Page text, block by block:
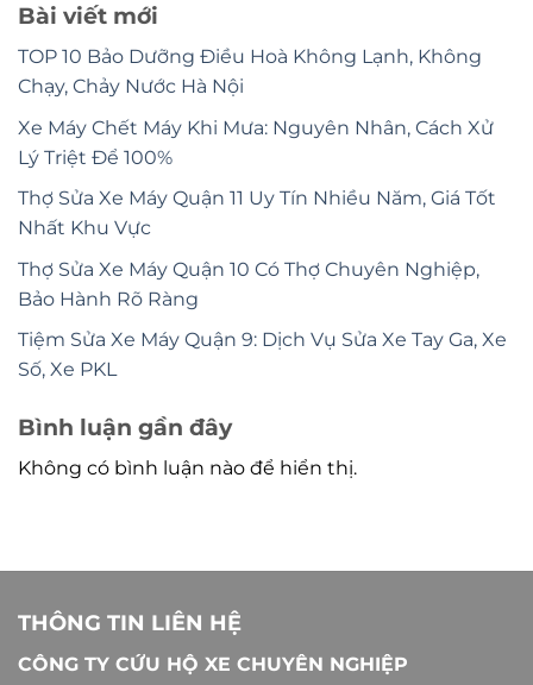
Bài viết mới
TOP 10 Bảo Dưỡng Điều Hoà Không Lạnh, Không
Chạy, Chảy Nước Hà Nội
Xe Máy Chết Máy Khi Mưa: Nguyên Nhân, Cách Xử
Lý Triệt Để 100%
Thợ Sửa Xe Máy Quận 11 Uy Tín Nhiều Năm, Giá Tốt
Nhất Khu Vực
Thợ Sửa Xe Máy Quận 10 Có Thợ Chuyên Nghiệp,
Bảo Hành Rõ Ràng
Tiệm Sửa Xe Máy Quận 9: Dịch Vụ Sửa Xe Tay Ga, Xe
Số, Xe PKL
Bình luận gần đây
Không có bình luận nào để hiển thị.
THÔNG TIN LIÊN HỆ
CÔNG TY CỨU HỘ XE CHUYÊN NGHIỆP